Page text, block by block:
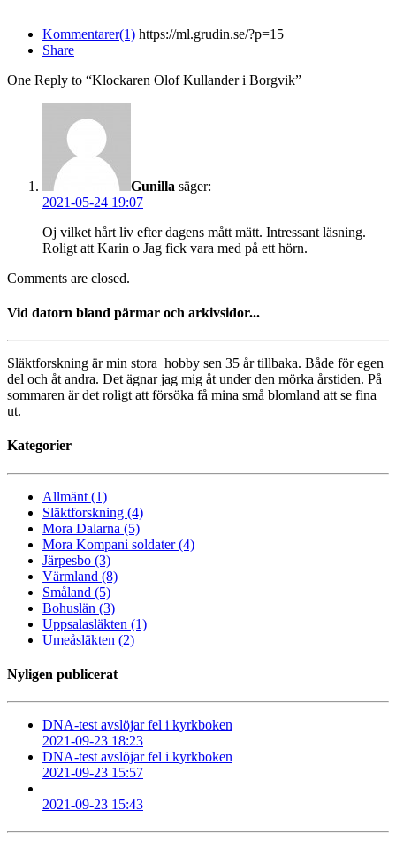
Kommentarer(1) https://ml.grudin.se/?p=15
Share
One Reply to “Klockaren Olof Kullander i Borgvik”
Gunilla säger:
2021-05-24 19:07
Oj vilket hårt liv efter dagens mått mätt. Intressant läsning.
Roligt att Karin o Jag fick vara med på ett hörn.
Comments are closed.
Vid datorn bland pärmar och arkivsidor...
Släktforskning är min stora hobby sen 35 år tillbaka. Både för egen
del och åt andra. Det ägnar jag mig åt under den mörka årstiden. På
sommaren är det roligt att försöka få mina små blomland att se fina
ut.
Kategorier
Allmänt (1)
Släktforskning (4)
Mora Dalarna (5)
Mora Kompani soldater (4)
Järpesbo (3)
Värmland (8)
Småland (5)
Bohuslän (3)
Uppsalasläkten (1)
Umeåsläkten (2)
Nyligen publicerat
DNA-test avslöjar fel i kyrkboken
2021-09-23 18:23
DNA-test avslöjar fel i kyrkboken
2021-09-23 15:57
2021-09-23 15:43